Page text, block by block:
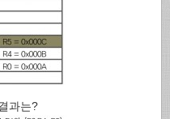
과는?